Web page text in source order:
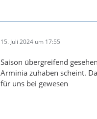
15. Juli 2024 um 17:55
Saison übergreifend
Arminia zuhaben scheint.
für uns bei gewesen